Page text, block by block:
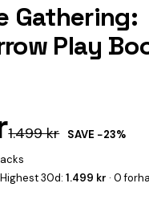
Gathering:
Play
1.499 kr
SAVE −23%
Highest 30d: 1.499 kr · 0